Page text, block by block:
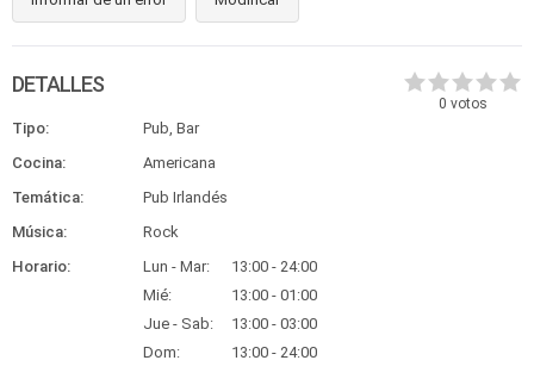
0 votos
DETALLES
Tipo:
Pub, Bar
Cocina:
Americana
Temática:
Pub Irlandés
Música:
Rock
Horario:
Lun - Mar:
13:00 - 24:00
Mié:
13:00 - 01:00
Jue - Sab:
13:00 - 03:00
Dom:
13:00 - 24:00